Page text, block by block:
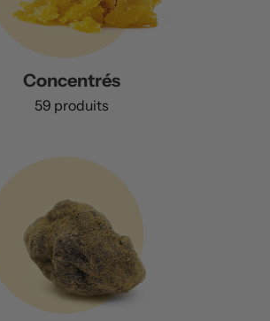
Concentrés
59 produits